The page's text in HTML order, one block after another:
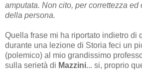
amputata. Non cito, per correttezza
della persona.
Quella frase mi ha riportato indietro di
durante una lezione di Storia feci un
(polemico) al mio grandissimo
sulla serietà di Mazzini... si, proprio